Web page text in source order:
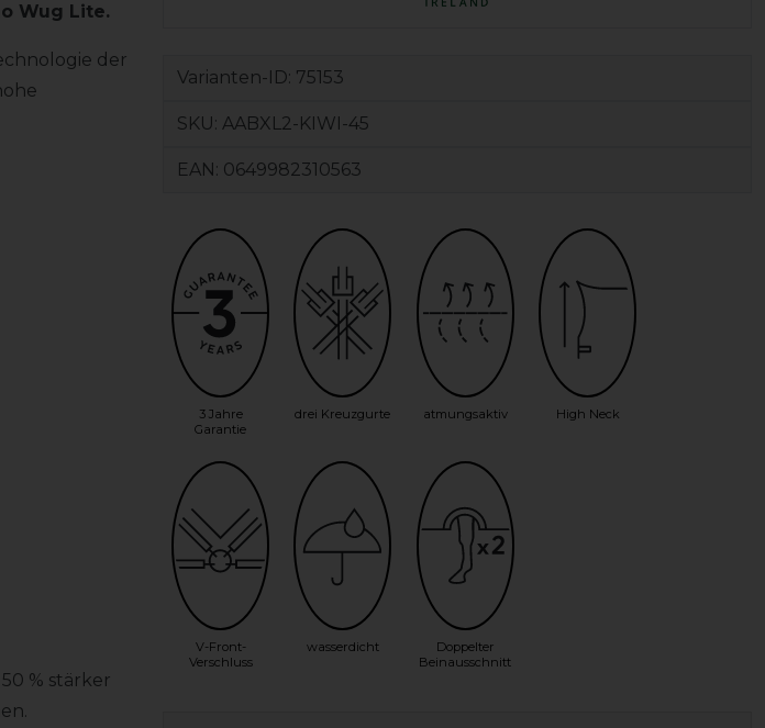
Wug Lite.
der
% stärker
Varianten-ID: 75153
SKU: AABXL2-KIWI-45
EAN: 0649982310563
3 Jahre
Garantie
drei Kreuzgurte atmungsaktiv High Neck
V-Front-
Verschluss
wasserdicht
Doppelter
Beinausschnitt